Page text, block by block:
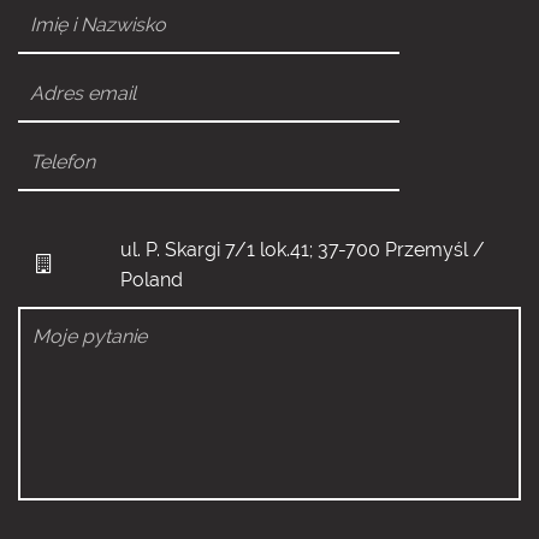
ul. P. Skargi 7/1 lok.41; 37-700 Przemyśl /
Poland